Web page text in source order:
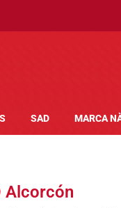
SAD MARCA
Alcorcón